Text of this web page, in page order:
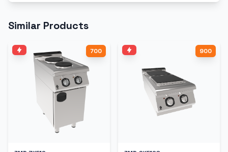
Similar Products
700 900